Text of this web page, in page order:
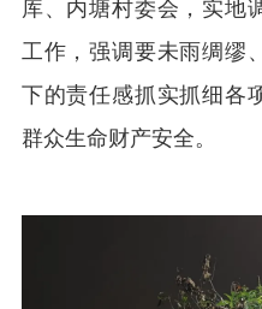
工作，强调要未雨绸缪
下的责任感抓实抓细各
群众生命财产安全。